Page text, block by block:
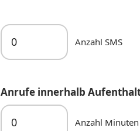
Anzahl SMS
Anrufe innerhalb
Anzahl Minuten